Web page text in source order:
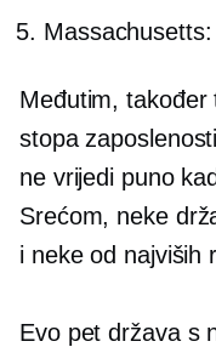
Međutim, također
stopa
ne vrijedi puno
Srećom, neke
i neke od najviših
Evo pet država s